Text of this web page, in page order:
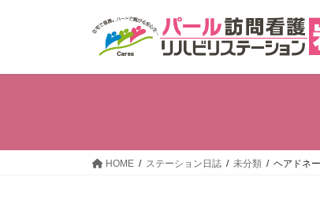
HOME ステーション日誌 未分類 ヘアドネ